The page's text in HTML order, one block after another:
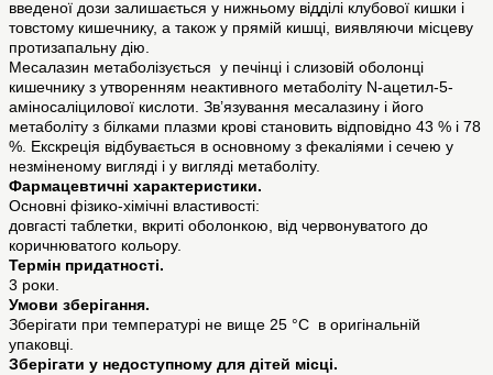
введеної дози залишається у нижньому відділі клубової кишки і
товстому кишечнику, а також у прямій кишці, виявляючи місцеву
протизапальну дію.
Месалазин метаболізується у печінці і слизовій оболонці
кишечнику з утворенням неактивного метаболіту N-ацетил-5-
аміносаліцилової кислоти. Зв’язування месалазину і його
метаболіту з білками плазми крові становить відповідно 43 % і 78
%. Екскреція відбувається в основному з фекаліями і сечею у
незміненому вигляді і у вигляді метаболіту.
Фармацевтичні характеристики.
Основні фізико-хімічні властивості:
довгасті таблетки, вкриті оболонкою, від червонуватого до
коричнюватого кольору.
Термін придатності.
3 роки.
Умови зберігання.
Зберігати при температурі не вище 25 °C в оригінальній
упаковці.
Зберігати у недоступному для дітей місці.